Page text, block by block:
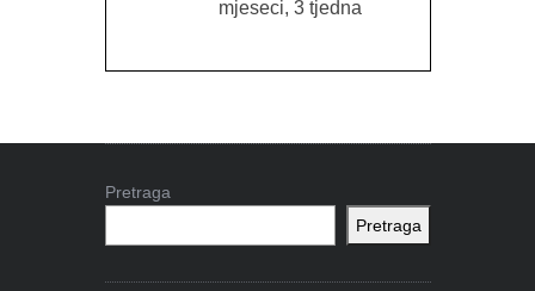
mjeseci, 3 tjedna
Pretraga
Pretraga